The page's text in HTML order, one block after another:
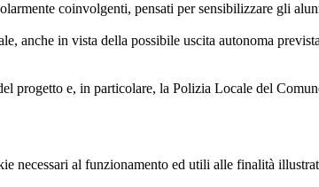
coinvolgenti, pensati per sensibilizzare gli
anche in vista della possibile uscita autonoma
progetto e, in particolare, la Polizia Locale del
necessari al funzionamento ed utili alle finalità